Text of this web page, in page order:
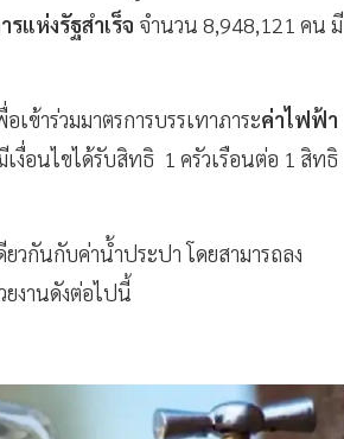
แห่งรัฐสำเร็จ จำนวน 8,948,121 คน มี
ข้าร่วมมาตรการบรรเทาภาระค่าไฟฟ้า
งื่อนไขได้รับสิทธิ 1 ครัวเรือนต่อ 1 สิทธิ
วกันกับค่าน้ำประปา โดยสามารถลง
งานดังต่อไปนี้